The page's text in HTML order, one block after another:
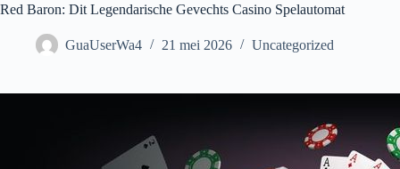
Red Baron: Dit Legendarische Gevechts Casino Spelautomat
GuaUserWa4 21 mei 2026 Uncategorized